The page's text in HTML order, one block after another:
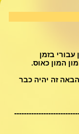
בזמן
המון כאוס.
זה יהיה כבר